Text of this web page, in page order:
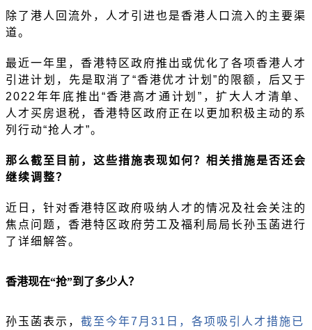
除了港人回流外，人才引进也是香港人口流入的主要渠
道。
最近一年里，香港特区政府推出或优化了各项香港人才
引进计划，先是取消了 “香港优才计划”的限额，后又于
2022年年底推出“香港高才通计划”，扩大人才清单、
人才买房退税，香港特区政府正在以更加积极主动的系
列行动“抢人才”。
那么截至目前，这些措施表现如何？相关措施是否还会
继续调整？
近日，针对香港特区政府吸纳人才的情况及社会关注的
焦点问题，香港特区政府劳工及福利局局长孙玉菡进行
了详细解答。
香港现在“抢”到了多少人？
孙玉菡表示， 截至今年7月31日，各项吸引人才措施已